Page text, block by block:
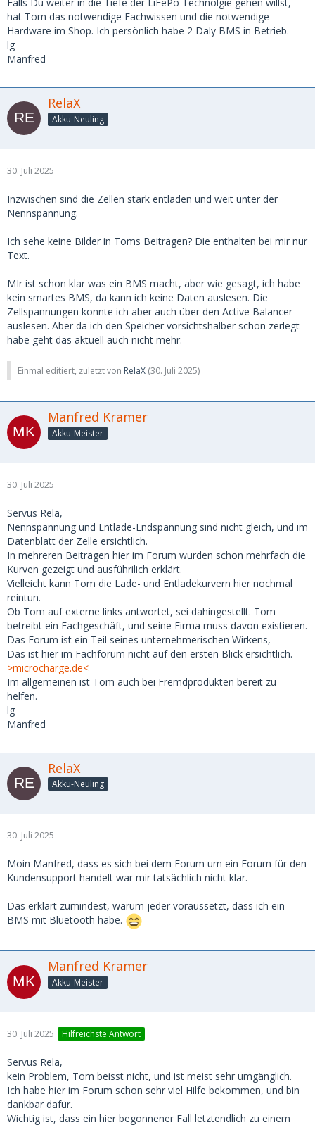
hat Tom das notwendige Fachwissen und die notwendige
Hardware im Shop. Ich persönlich habe 2 Daly BMS in Betrieb.
lg
Manfred
RelaX
Akku-Neuling
30. Juli 2025
Inzwischen sind die Zellen stark entladen und weit unter der
Nennspannung.
Ich sehe keine Bilder in Toms Beiträgen? Die enthalten bei mir nur
Text.
MIr ist schon klar was ein BMS macht, aber wie gesagt, ich habe
kein smartes BMS, da kann ich keine Daten auslesen. Die
Zellspannungen konnte ich aber auch über den Active Balancer
auslesen. Aber da ich den Speicher vorsichtshalber schon zerlegt
habe geht das aktuell auch nicht mehr.
Einmal editiert, zuletzt von RelaX (30. Juli 2025)
Manfred Kramer
Akku-Meister
30. Juli 2025
Servus Rela,
Nennspannung und Entlade-Endspannung sind nicht gleich, und im
Datenblatt der Zelle ersichtlich.
In mehreren Beiträgen hier im Forum wurden schon mehrfach die
Kurven gezeigt und ausführilich erklärt.
Vielleicht kann Tom die Lade- und Entladekurvern hier nochmal
reintun.
Ob Tom auf externe links antwortet, sei dahingestellt. Tom
betreibt ein Fachgeschäft, und seine Firma muss davon existieren.
Das Forum ist ein Teil seines unternehmerischen Wirkens,
Das ist hier im Fachforum nicht auf den ersten Blick ersichtlich.
>microcharge.de<
Im allgemeinen ist Tom auch bei Fremdprodukten bereit zu
helfen.
lg
Manfred
RelaX
Akku-Neuling
30. Juli 2025
Moin Manfred, dass es sich bei dem Forum um ein Forum für den
Kundensupport handelt war mir tatsächlich nicht klar.
Das erklärt zumindest, warum jeder voraussetzt, dass ich ein
BMS mit Bluetooth habe.
Manfred Kramer
Akku-Meister
30. Juli 2025 Hilfreichste Antwort
Servus Rela,
kein Problem, Tom beisst nicht, und ist meist sehr umgänglich.
Ich habe hier im Forum schon sehr viel Hilfe bekommen, und bin
dankbar dafür.
Wichtig ist, dass ein hier begonnener Fall letztendlich zu einem